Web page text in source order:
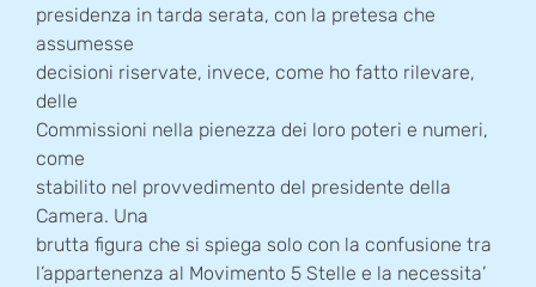
presidenza in tarda serata, con la pretesa che
assumesse
decisioni riservate, invece, come ho fatto rilevare,
delle
Commissioni nella pienezza dei loro poteri e numeri,
come
stabilito nel provvedimento del presidente della
Camera. Una
brutta figura che si spiega solo con la confusione tra
l’appartenenza al Movimento 5 Stelle e la necessita’